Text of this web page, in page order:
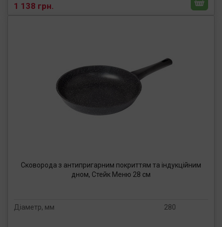
1 138 грн.
Сковорода з антипригарним покриттям та індукційним
дном, Стейк Меню 28 см
Діаметр, мм 280